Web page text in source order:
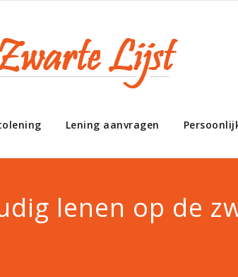
Lening aanvragen
lenen op de